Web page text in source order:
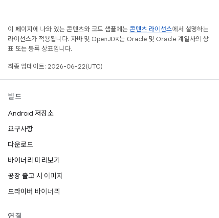
이 페이지에 나와 있는 콘텐츠와 코드 샘플에는 콘텐츠 라이선스에서 설명하는
라이선스가 적용됩니다. 자바 및 OpenJDK는 Oracle 및 Oracle 계열사의 상
표 또는 등록 상표입니다.
최종 업데이트: 2026-06-22(UTC)
빌드
Android 저장소
요구사항
다운로드
바이너리 미리보기
공장 출고 시 이미지
드라이버 바이너리
연결